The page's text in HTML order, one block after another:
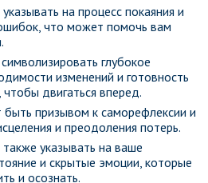
на процесс покаяния и
что может помочь вам
глубокое
изменений и готовность
двигаться вперед.
призывом к саморефлексии и
и преодоления потерь.
указывать на ваше
и скрытые эмоции, которые
и осознать.